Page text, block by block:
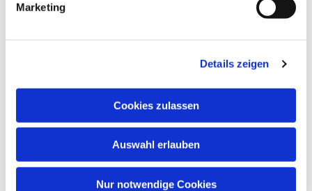
Marketing
Details zeigen
Cookies zulassen
Auswahl erlauben
Nur notwendige Cookies